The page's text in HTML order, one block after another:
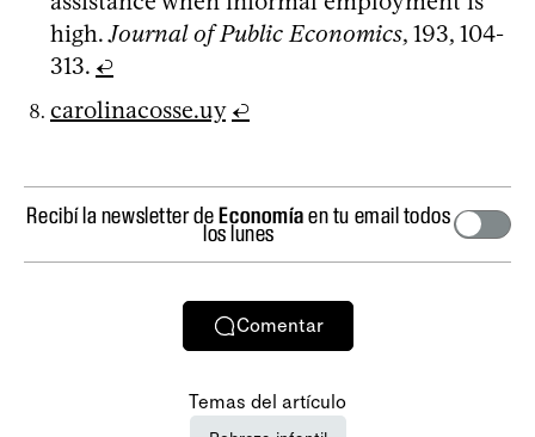
high.Journal of Public Economics, 193, 104-
313. ↩
carolinacosse.uy ↩
Recibí la newsletter deEconomíaen tu email todos
los lunes
Comentar
Temas del artículo